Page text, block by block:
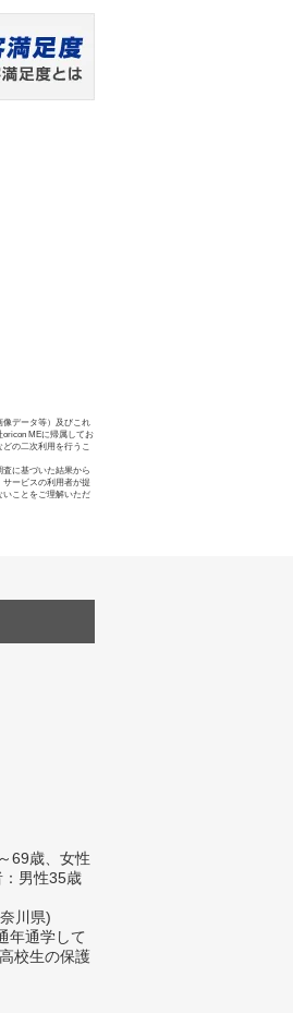
像データ等）及びこれ
MEに帰属してお
の二次利用を行うこ
に基づいた結果から
サービスの利用者が提
いことをご理解いただ
69歳、女性
男性35歳
川県)
年通学して
校生の保護